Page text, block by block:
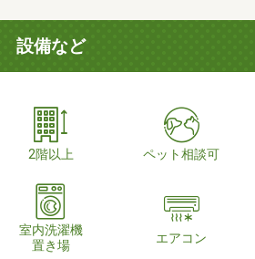
設備など
2階以上 ペット相談可
室内洗濯機
置き場
エアコン